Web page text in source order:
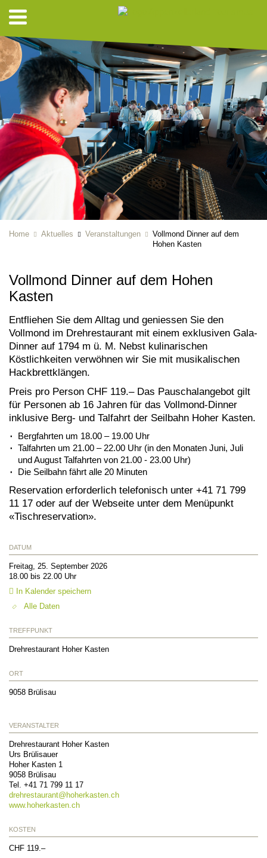
Home Aktuelles Veranstaltungen
Vollmond Dinner auf dem
Hohen Kasten
Vollmond Dinner auf dem Hohen
Kasten
Entfliehen Sie dem Alltag und geniessen Sie den
Vollmond im Drehrestaurant mit einem exklusiven Gala-
Dinner auf 1794 m ü. M. Nebst kulinarischen
Köstlichkeiten verwöhnen wir Sie mit musikalischen
Hackbrettklängen.
Preis pro Person CHF 119.– Das Pauschalangebot gilt
für Personen ab 16 Jahren für das Vollmond-Dinner
inklusive Berg- und Talfahrt der Seilbahn Hoher Kasten.
Bergfahrten um 18.00 – 19.00 Uhr
Talfahrten um 21.00 – 22.00 Uhr (in den Monaten Juni, Juli
und August Talfahrten von 21.00 - 23.00 Uhr)
Die Seilbahn fährt alle 20 Minuten
Reservation erforderlich telefonisch unter +41 71 799
11 17 oder auf der Webseite unter dem Menüpunkt
«Tischreservation».
DATUM
Freitag, 25. September 2026
18.00 bis 22.00 Uhr
In Kalender speichern
Alle Daten
TREFFPUNKT
Drehrestaurant Hoher Kasten
ORT
9058 Brülisau
VERANSTALTER
Drehrestaurant Hoher Kasten
Urs Brülisauer
Hoher Kasten 1
9058 Brülisau
Tel. +41 71 799 11 17
drehrestaurant@ hoherkasten.ch
www.hoherkasten.ch
KOSTEN
CHF 119.–